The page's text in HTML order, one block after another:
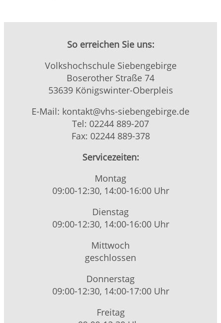
So erreichen Sie uns:
Volkshochschule Siebengebirge
Boserother Straße 74
53639 Königswinter-Oberpleis
E-Mail: kontakt@vhs-siebengebirge.de
Tel: 02244 889-207
Fax: 02244 889-378
Servicezeiten:
Montag
09:00-12:30, 14:00-16:00 Uhr
Dienstag
09:00-12:30, 14:00-16:00 Uhr
Mittwoch
geschlossen
Donnerstag
09:00-12:30, 14:00-17:00 Uhr
Freitag